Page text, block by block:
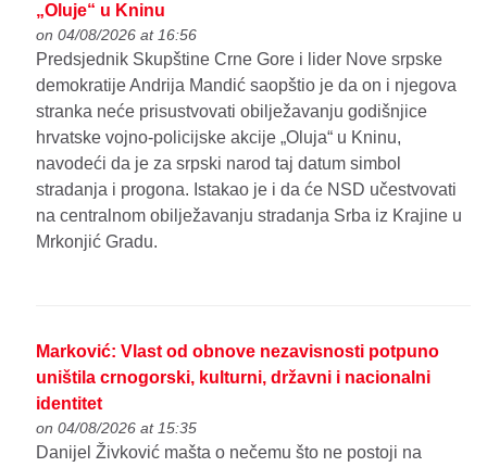
„Oluje“ u Kninu
on 04/08/2026 at 16:56
Predsjednik Skupštine Crne Gore i lider Nove srpske
demokratije Andrija Mandić saopštio je da on i njegova
stranka neće prisustvovati obilježavanju godišnjice
hrvatske vojno-policijske akcije „Oluja“ u Kninu,
navodeći da je za srpski narod taj datum simbol
stradanja i progona. Istakao je i da će NSD učestvovati
na centralnom obilježavanju stradanja Srba iz Krajine u
Mrkonjić Gradu.
Marković: Vlast od obnove nezavisnosti potpuno
uništila crnogorski, kulturni, državni i nacionalni
identitet
on 04/08/2026 at 15:35
Danijel Živković mašta o nečemu što ne postoji na